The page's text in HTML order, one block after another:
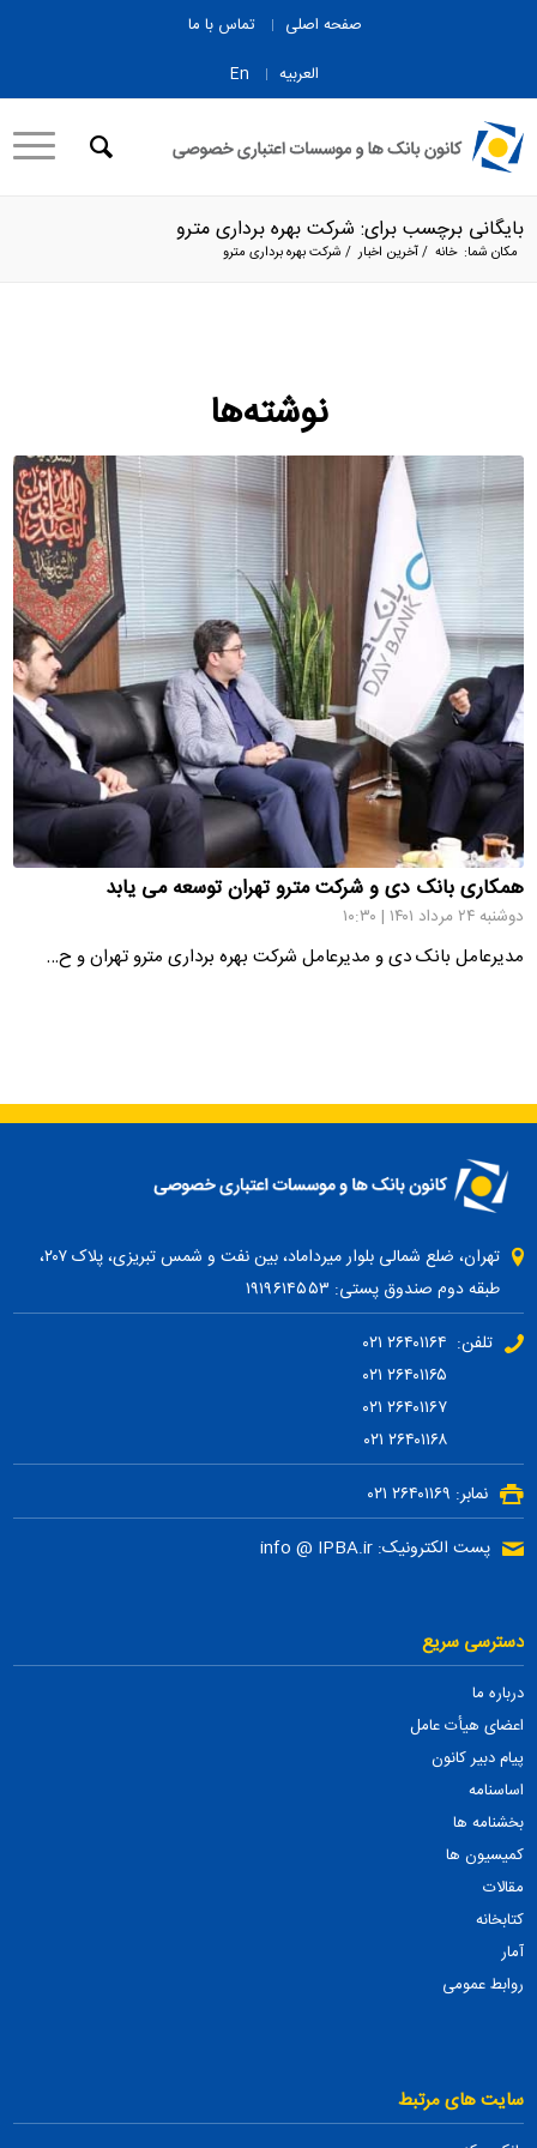
صفحه اصلی
تماس با ما
العربیه
En
بایگانی برچسب برای: شرکت بهره برداری مترو
مکان شما: خانه /آخرین اخبار / شرکت بهره برداری مترو
نوشته‌ها
همکاری بانک دی و شرکت مترو تهران توسعه می یابد
دوشنبه ۲۴ مرداد ۱۴۰۱ | ۱۰:۳۰
مدیرعامل بانک دی و مدیرعامل شرکت بهره برداری مترو تهران و ح…
تهران، ضلع شمالی بلوار میرداماد، بین نفت و شمس تبریزی، پلاک ۲۰۷،
طبقه دوم صندوق پستی: ۱۹۱۹۶۱۴۵۵۳
تلفن: ۲۶۴۰۱۱۶۴ ۰۲۱
۲۶۴۰۱۱۶۷ ۰۲۱
۲۶۴۰۱۱۶۸ ۰۲۱
نمابر: ۲۶۴۰۱۱۶۹ ۰۲۱
پست الکترونیک: info @ IPBA.ir
دسترسی سریع
درباره ما
اعضای هیأت عامل
پیام دبیر کانون
اساسنامه
بخشنامه ها
کمیسیون ها
مقالات
کتابخانه
آمار
روابط عمومی
سایت های مرتبط